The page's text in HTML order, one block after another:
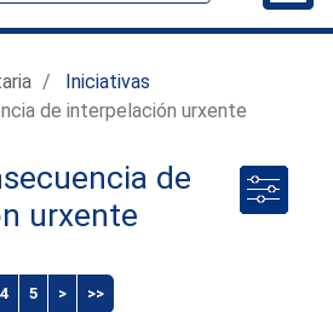
Iniciativas
de interpelación urxente
de
urxente
4 5 > >>